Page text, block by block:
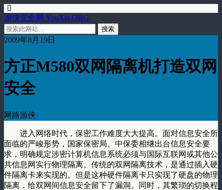
游侠安全网 YouXia.ORG
2009年8月19日
方正M580双网隔离机打造双网
安全
网路游侠
进入网络时代，保密工作难度大大提高。面对信息安全所
面临的严峻形势，国家保密局、中保委相继出台信息安全要
求，明确规定涉密计算机信息系统必须与国际互联网或其他公
共信息网实行物理隔离。传统的双网隔离技术，是通过插入硬
件隔离卡来实现的。但是这种硬件隔离卡只实现了硬盘的物理
隔离，给双网间信息安全留下了漏洞。同时，其繁琐的切换程